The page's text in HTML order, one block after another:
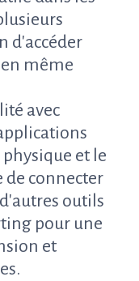
d'accéder
même
avec
et le
de connecter
outils
pour une
et